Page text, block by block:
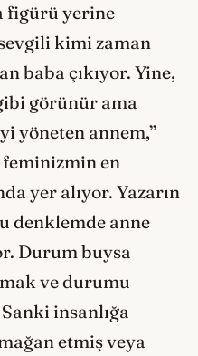
figürü yerine
kimi zaman
baba çıkıyor. Yine,
görünür ama
yöneten annem,”
en
yer alıyor. Yazarın
denklemde anne
Durum buysa
ve durumu
insanlığa
etmiş veya